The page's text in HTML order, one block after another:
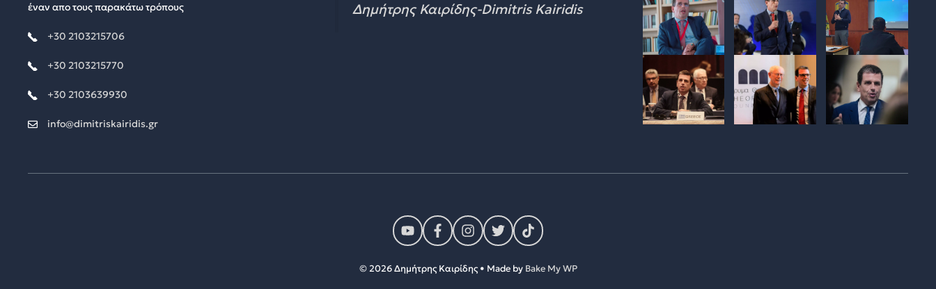
έναν απο τους παρακάτω τρόπους
+30 2103215706
+30 2103215770
+30 2103639930
info@dimitriskairidis.gr
Δημήτρης Καιρίδης-Dimitris Kairidis
© 2026 Δημήτρης Καιρίδης • Made by Bake My WP